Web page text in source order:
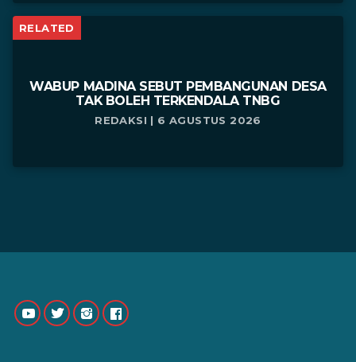
RELATED
WABUP MADINA SEBUT PEMBANGUNAN DESA
TAK BOLEH TERKENDALA TNBG
REDAKSI | 6 AGUSTUS 2026